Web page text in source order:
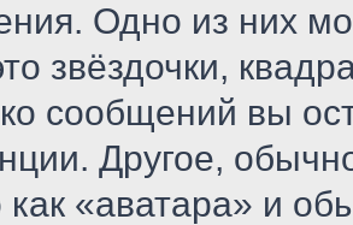
Одно из них
звёздочки,
сообщений вы
Другое,
как «аватара» и